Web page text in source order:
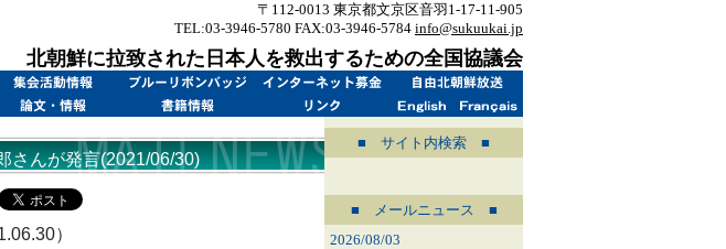
〒112-0013 東京都文京区音羽1-17-11-905
TEL:03-3946-5780 FAX:03-3946-5784 info@sukuukai.jp
北朝鮮に拉致された日本人を救出するための全国協議会
さんが発言(2021/06/30)
）
■ サイト内検索 ■
■ メールニュース ■
2026/08/03